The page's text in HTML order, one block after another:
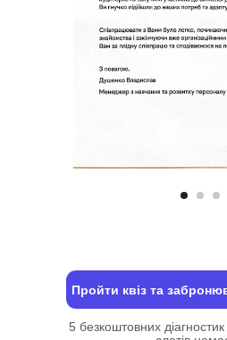
Пройти квіз та
5 безкоштовних